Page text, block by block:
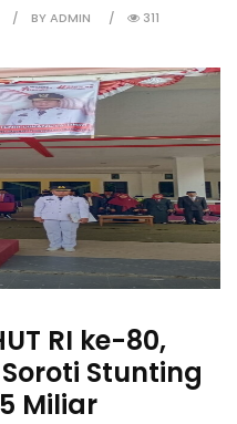
BY ADMIN 311
RI ke-80,
Stunting
Miliar